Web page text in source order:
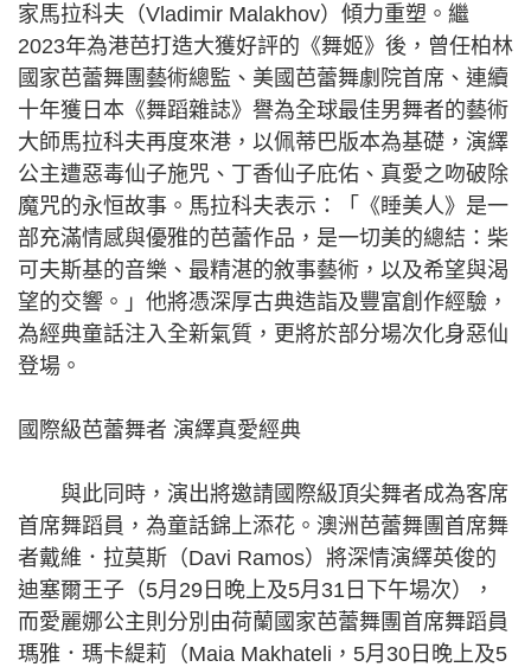
家馬拉科夫（Vladimir Malakhov）傾力重塑。繼
2023年為港芭打造大獲好評的《舞姬》後，曾任柏林
國家芭蕾舞團藝術總監、美國芭蕾舞劇院首席、連續
十年獲日本《舞蹈雜誌》譽為全球最佳男舞者的藝術
大師馬拉科夫再度來港，以佩蒂巴版本為基礎，演繹
公主遭惡毒仙子施咒、丁香仙子庇佑、真愛之吻破除
魔咒的永恒故事。馬拉科夫表示：「《睡美人》是一
部充滿情感與優雅的芭蕾作品，是一切美的總結：柴
可夫斯基的音樂、最精湛的敘事藝術，以及希望與渴
望的交響。」他將憑深厚古典造詣及豐富創作經驗，
為經典童話注入全新氣質，更將於部分場次化身惡仙
登場。
國際級芭蕾舞者 演繹真愛經典
與此同時，演出將邀請國際級頂尖舞者成為客席
首席舞蹈員，為童話錦上添花。澳洲芭蕾舞團首席舞
者戴維．拉莫斯（Davi Ramos）將深情演繹英俊的
迪塞爾王子（5月29日晚上及5月31日下午場次），
而愛麗娜公主則分別由荷蘭國家芭蕾舞團首席舞蹈員
瑪雅．瑪卡緹莉（Maia Makhateli，5月30日晚上及5